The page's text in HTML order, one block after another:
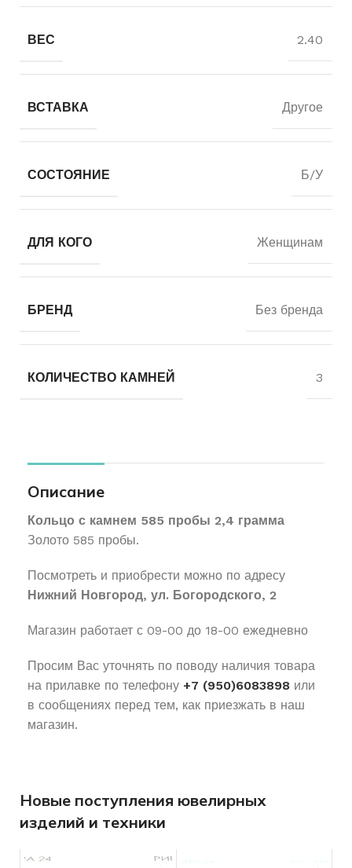
ВЕС 2.40
ВСТАВКА Другое
СОСТОЯНИЕ Б/У
ДЛЯ КОГО Женщинам
БРЕНД Без бренда
КОЛИЧЕСТВО КАМНЕЙ 3
Описание
Кольцо с камнем 585 пробы 2,4 грамма
Золото 585 пробы.
Посмотреть и приобрести можно по адресу
Нижний Новгород, ул. Богородского, 2
Магазин работает с 09-00 до 18-00 ежедневно
Просим Вас уточнять по поводу наличия товара
на прилавке по телефону +7 (950)6083898 или
в сообщениях перед тем, как приезжать в наш
магазин.
Новые поступления ювелирных
изделий и техники